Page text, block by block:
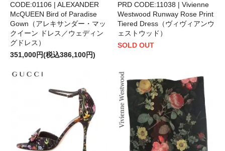
CODE:01106 | ALEXANDER
McQUEEN Bird of Paradise
Gown（アレキサンダー・マッ
クイーン ドレス／ウェディン
グドレス）
351,000円(税込386,100円)
PRD CODE:11038 | Vivienne
Westwood Runway Rose Print
Tiered Dress（ヴィヴィアンウ
ェストウッド）
SOLD OUT